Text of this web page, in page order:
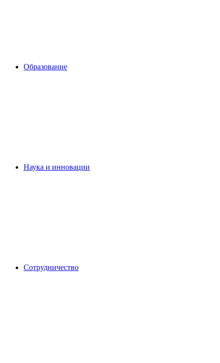
Образование
Наука и инновации
Сотрудничество